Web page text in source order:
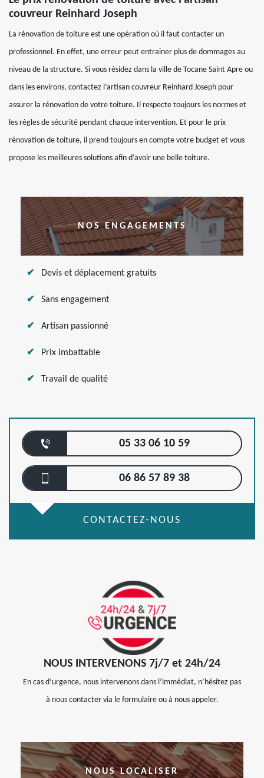
couvreur Reinhard Joseph
La rénovation de toiture est une opération où il faut contacter un
professionnel. En effet, une erreur peut entrainer plus de dommages au
niveau de la structure. Si vous résidez dans la ville de Tocane Saint Apre ou
dans les environs, contactez l’artisan couvreur Reinhard Joseph pour
assurer la rénovation de votre toiture. Il respecte toujours les normes et
les règles de sécurité pendant chaque intervention. Et pour le prix
rénovation de toiture, il prend toujours en compte votre budget et vous
propose les meilleures solutions afin d’avoir une belle toiture.
NOS ENGAGEMENTS
Devis et déplacement gratuits
Sans engagement
Artisan passionné
Prix imbattable
Travail de qualité
05 33 06 10 59
06 86 57 89 38
CONTACTEZ-NOUS
NOUS INTERVENONS 7j/7 et 24h/24
En cas d’urgence, nous intervenons dans l’immédiat, n’hésitez pas
à nous contacter via le formulaire ou à nous appeler.
NOUS LOCALISER